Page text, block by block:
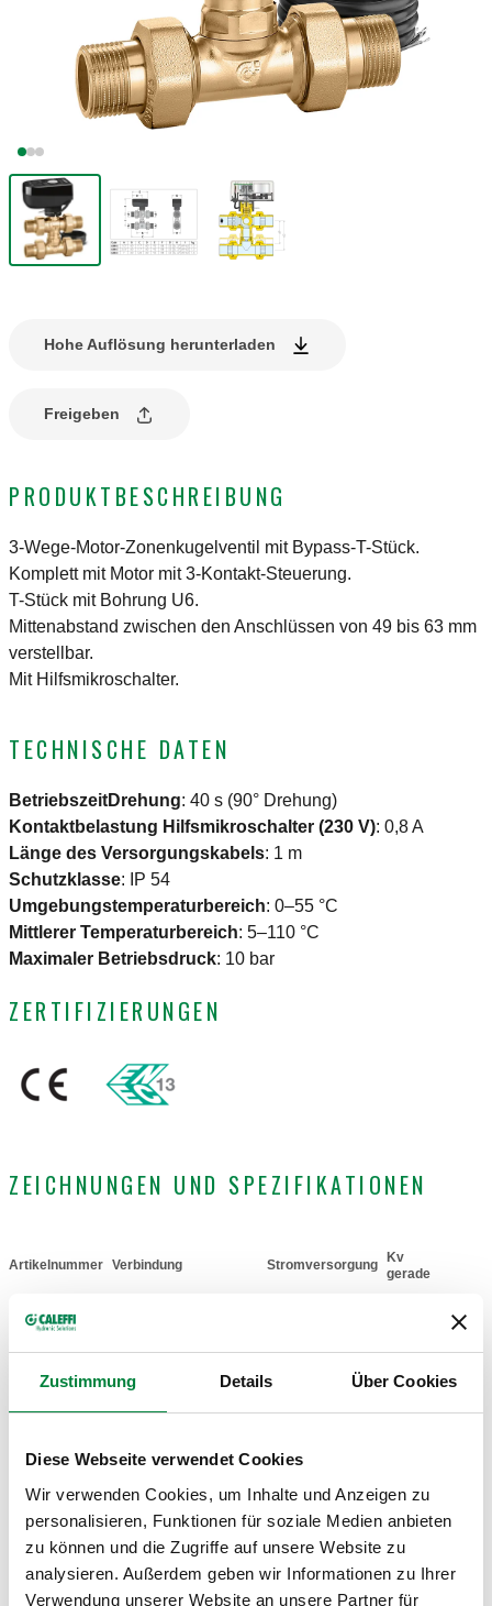
Zustimmung Details Über Cookies
Diese Webseite verwendet Cookies
Wir verwenden Cookies, um Inhalte und Anzeigen zu
personalisieren, Funktionen für soziale Medien anbieten
zu können und die Zugriffe auf unsere Website zu
analysieren. Außerdem geben wir Informationen zu Ihrer
Verwendung unserer Website an unsere Partner für
Hohe Auflösung herunterladen
Freigeben
PRODUKTBESCHREIBUNG
3-Wege-Motor-Zonenkugelventil mit Bypass-T-Stück.
Komplett mit Motor mit 3-Kontakt-Steuerung.
T-Stück mit Bohrung U6.
Mittenabstand zwischen den Anschlüssen von 49 bis 63 mm
verstellbar.
Mit Hilfsmikroschalter.
TECHNISCHE DATEN
BetriebszeitDrehung: 40 s (90° Drehung)
Kontaktbelastung Hilfsmikroschalter (230 V): 0,8 A
Länge des Versorgungskabels: 1 m
Schutzklasse:
IP 54
Umgebungstemperaturbereich: 0–55 °C
Mittlerer Temperaturbereich: 5–110 °C
Maximaler Betriebsdruck: 10 bar
ZERTIFIZIERUNGEN
ZEICHNUNGEN UND SPEZIFIKATIONEN
Artikelnummer Verbindung Stromversorgung
Kv
gerade
G 1/2" A (ISO 228-
1) AG
10,3
m³/h
1,2 m³/h
3D-Modelle